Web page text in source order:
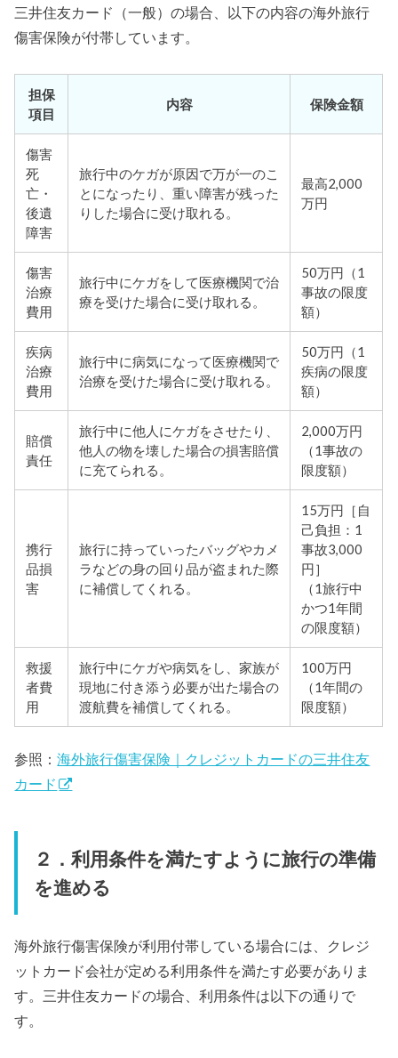
三井住友カード（一般）の場合、以下の内容の海外旅行
傷害保険が付帯しています。
担保
項目
内容 保険金額
傷害
死
亡・
後遺
障害
旅行中のケガが原因で万が一のこ
とになったり、重い障害が残った
りした場合に受け取れる。
最高2,000
万円
傷害
治療
費用
旅行中にケガをして医療機関で治
療を受けた場合に受け取れる。
50万円（1
事故の限度
額）
疾病
治療
費用
旅行中に病気になって医療機関で
治療を受けた場合に受け取れる。
50万円（1
疾病の限度
額）
賠償
責任
旅行中に他人にケガをさせたり、
他人の物を壊した場合の損害賠償
に充てられる。
2,000万円
（1事故の
限度額）
携行
品損
害
旅行に持っていったバッグやカメ
ラなどの身の回り品が盗まれた際
に補償してくれる。
15万円［自
己負担：1
事故3,000
円］
（1旅行中
かつ1年間
の限度額）
救援
者費
用
旅行中にケガや病気をし、家族が
現地に付き添う必要が出た場合の
渡航費を補償してくれる。
100万円
（1年間の
限度額）
参照：海外旅行傷害保険｜クレジットカードの三井住友
カード
２．利用条件を満たすように旅行の準備
を進める
海外旅行傷害保険が利用付帯している場合には、クレジ
ットカード会社が定める利用条件を満たす必要がありま
す。三井住友カードの場合、利用条件は以下の通りで
す。